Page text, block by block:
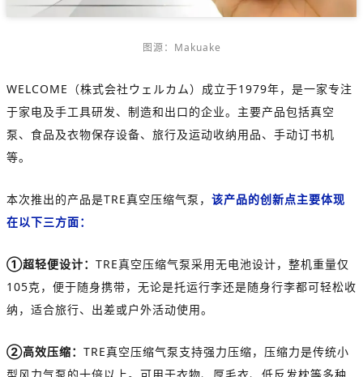
图源： Makuake
WELCOME（株式会社ウェルカム）成立于1979年，是一家专注
于家电及手工具研发、制造和出口的企业。主要产品包括真空
泵、食品及衣物保存设备、旅行及运动收纳用品、手动订书机
等。
本次推出的产品是TRE真空压缩气泵， 该产品的创新点主要体现
在以下三方面：
①超轻便设计： TRE真空压缩气泵采用无电池设计，整机重量仅
105克，便于随身携带，无论是托运行李还是随身行李都可轻松收
纳，适合旅行、出差或户外活动使用。
②高效压缩： TRE真空压缩气泵支持强力压缩，压缩力是传统小